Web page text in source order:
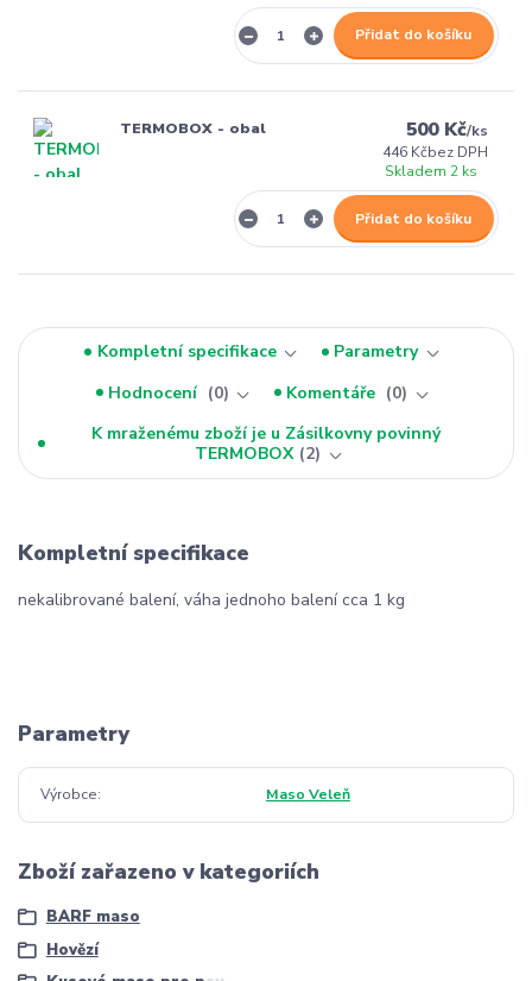
Přidat do košíku
TERMOBOX - obal 500 Kč/ks
446 Kčbez DPH
Skladem 2 ks
Přidat do košíku
Kompletní specifikace
Parametry
Hodnocení
0 Komentáře
0
K mraženému zboží je u Zásilkovny povinný
TERMOBOX 2
Kompletní specifikace
nekalibrované balení, váha jednoho balení cca 1 kg
Parametry
Výrobce Maso Veleň
Zboží zařazeno v kategoriích
BARF maso
Hovězí